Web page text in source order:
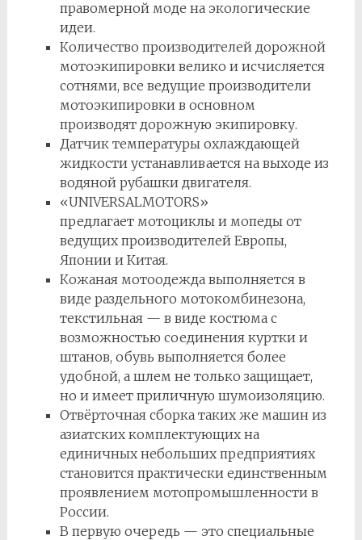
правомерной моде на экологические
идеи.
Количество производителей дорожной
мотоэкипировки велико и исчисляется
сотнями, все ведущие производители
мотоэкипировки в основном
производят дорожную экипировку.
Датчик температуры охлаждающей
жидкости устанавливается на выходе из
водяной рубашки двигателя.
«UNIVERSALMOTORS»
предлагает мотоциклы и мопеды от
ведущих производителей Европы,
Японии и Китая.
Кожаная мотоодежда выполняется в
виде раздельного мотокомбинезона,
текстильная — в виде костюма с
возможностью соединения куртки и
штанов, обувь выполняется более
удобной, а шлем не только защищает,
но и имеет приличную шумоизоляцию.
Отвёрточная сборка таких же машин из
азиатских комплектующих на
единичных небольших предприятиях
становится практически единственным
проявлением мотопромышленности в
России.
В первую очередь — это специальные